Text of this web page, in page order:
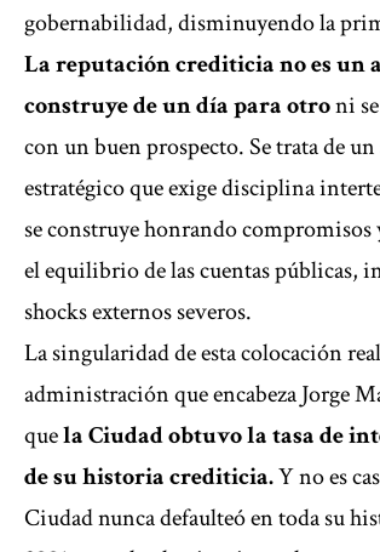
gobernabilidad, disminuyendo la
La reputación crediticia no es un
construye de un día para otroni
con un buen prospecto. Se trata de
estratégico que exige disciplina
se construye honrando compromisos
el equilibrio de las cuentas públicas,
shocks externos severos.
La singularidad de esta colocación
administración que encabeza Jorge
quela Ciudad obtuvo la tasa de
de su historia crediticia.Y no es
Ciudad nunca defaulteó en toda su